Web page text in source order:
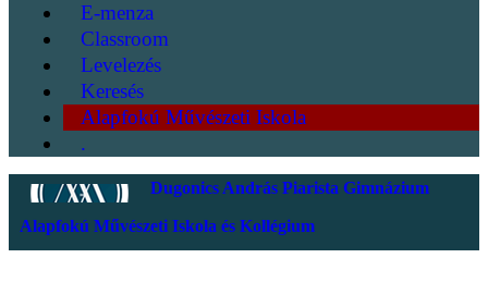
E-menza
Classroom
Levelezés
Keresés
Alapfokú Művészeti Iskola
.
Dugonics András Piarista Gimnázium
Alapfokú Művészeti Iskola és Kollégium